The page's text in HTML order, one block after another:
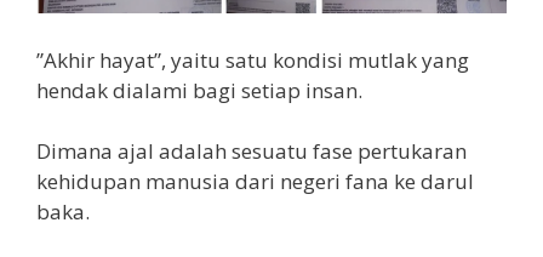
”Akhir hayat”, yaitu satu kondisi mutlak yang
hendak dialami bagi setiap insan.
Dimana ajal adalah sesuatu fase pertukaran
kehidupan manusia dari negeri fana ke darul
baka.